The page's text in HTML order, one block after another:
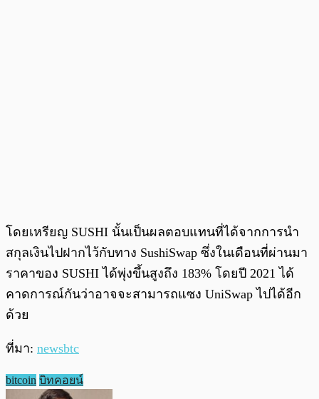
โดยเหรียญ SUSHI นั้นเป็นผลตอบแทนที่ได้จากการนำ
สกุลเงินไปฝากไว้กับทาง SushiSwap ซึ่งในเดือนที่ผ่านมา
ราคาของ SUSHI ได้พุ่งขึ้นสูงถึง 183% โดยปี 2021 ได้
คาดการณ์กันว่าอาจจะสามารถแซง UniSwap ไปได้อีก
ด้วย
ที่มา: newsbtc
bitcoin บิทคอยน์